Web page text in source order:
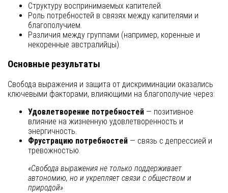
Структуру воспринимаемых капителей.
Роль потребностей в связях между капителями и
благополучием.
Различия между группами (например, коренные и
некоренные австралийцы).
Основные результаты
Свобода выражения и защита от дискриминации оказались
ключевыми факторами, влияющими на благополучие через:
Удовлетворение потребностей — позитивное
влияние на жизненную удовлетворенность и
энергичность.
Фрустрацию потребностей — связь с депрессией и
тревожностью.
«Свобода выражения не только поддерживает
автономию, но и укрепляет связи с обществом и
природой»